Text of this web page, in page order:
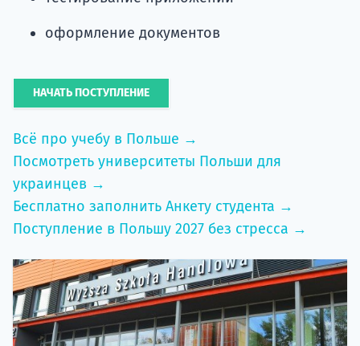
оформление документов
НАЧАТЬ ПОСТУПЛЕНИЕ
Всё про учебу в Польше →
Посмотреть университеты Польши для
украинцев →
Бесплатно заполнить Анкету студента →
Поступление в Польшу 2027 без стресса →